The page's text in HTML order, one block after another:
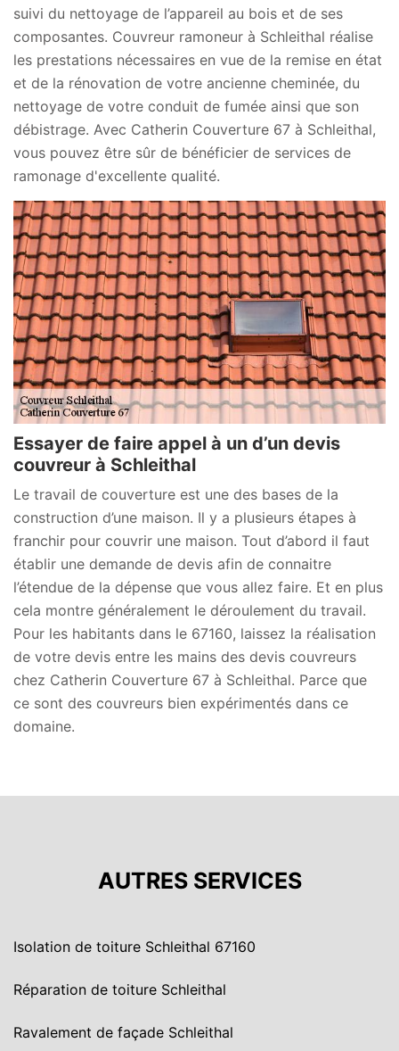
suivi du nettoyage de l’appareil au bois et de ses
composantes. Couvreur ramoneur à Schleithal réalise
les prestations nécessaires en vue de la remise en état
et de la rénovation de votre ancienne cheminée, du
nettoyage de votre conduit de fumée ainsi que son
débistrage. Avec Catherin Couverture 67 à Schleithal,
vous pouvez être sûr de bénéficier de services de
ramonage d'excellente qualité.
Essayer de faire appel à un d’un devis
couvreur à Schleithal
Le travail de couverture est une des bases de la
construction d’une maison. Il y a plusieurs étapes à
franchir pour couvrir une maison. Tout d’abord il faut
établir une demande de devis afin de connaitre
l’étendue de la dépense que vous allez faire. Et en plus
cela montre généralement le déroulement du travail.
Pour les habitants dans le 67160, laissez la réalisation
de votre devis entre les mains des devis couvreurs
chez Catherin Couverture 67 à Schleithal. Parce que
ce sont des couvreurs bien expérimentés dans ce
domaine.
AUTRES SERVICES
Isolation de toiture Schleithal 67160
Réparation de toiture Schleithal
Ravalement de façade Schleithal